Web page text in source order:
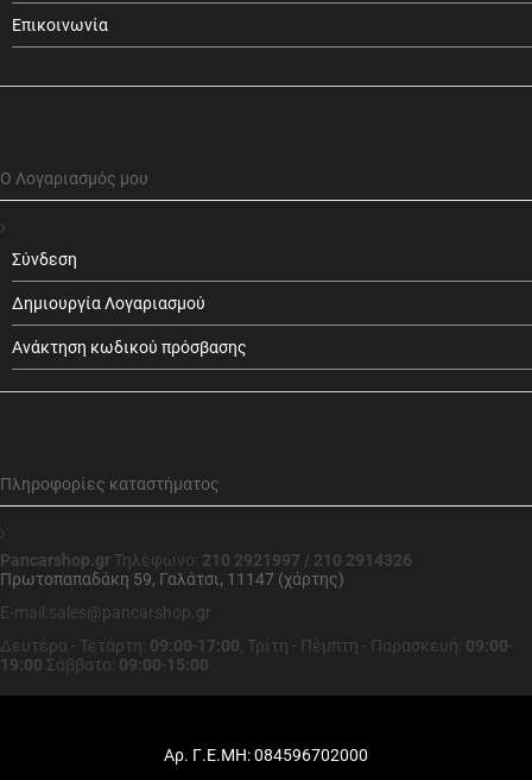
Επικοινωνία
Ο Λογαριασμός μου
Σύνδεση
Δημιουργία Λογαριασμού
Ανάκτηση κωδικού πρόσβασης
Πληροφορίες καταστήματος
Pancarshop.gr Τηλέφωνο: 210 2921997 / 210 2914326
Πρωτοπαπαδάκη 59, Γαλάτσι, 11147 (χάρτης)
E-mail:sales@pancarshop.gr
Δευτέρα - Τετάρτη: 09:00-17:00, Τρίτη - Πέμπτη - Παρασκευή: 09:00-
19:00 Σάββατο: 09:00-15:00
Αρ. Γ.Ε.ΜΗ: 084596702000